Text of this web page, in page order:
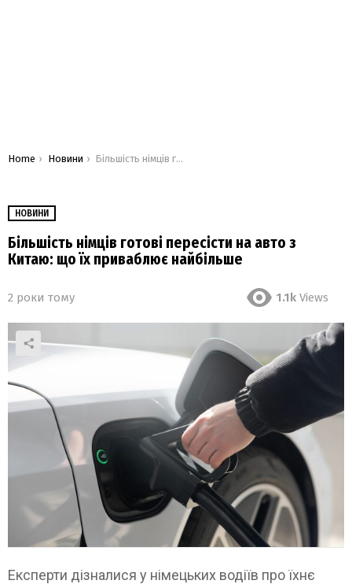
You are here:
Home Новини Більшість німців готові пересісти на авто з Китаю: що їх приваблює найбільше
НОВИНИ
Більшість німців готові пересісти на авто з
Китаю: що їх приваблює найбільше
2 роки тому 1.1k Views
Експерти дізналися у німецьких водіїв про їхнє